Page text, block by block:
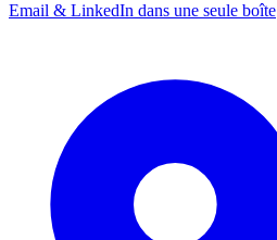
Email & LinkedIn dans une seule boîte